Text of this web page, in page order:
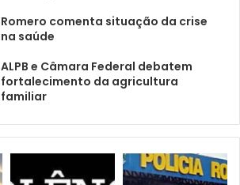
Romero comenta situação da crise
na saúde
ALPB e Câmara Federal debatem
fortalecimento da agricultura
familiar